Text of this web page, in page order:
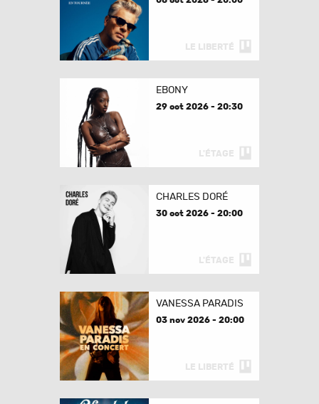
LE LIBERTÉ
EBONY
29 oct 2026 - 20:30
L'ÉTAGE
CHARLES DORÉ
30 oct 2026 - 20:00
L'ÉTAGE
VANESSA PARADIS
03 nov 2026 - 20:00
LE LIBERTÉ